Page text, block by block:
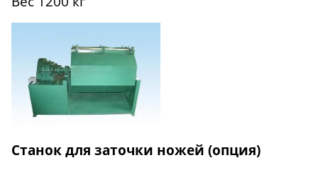
Станок для заточки ножей (опция)